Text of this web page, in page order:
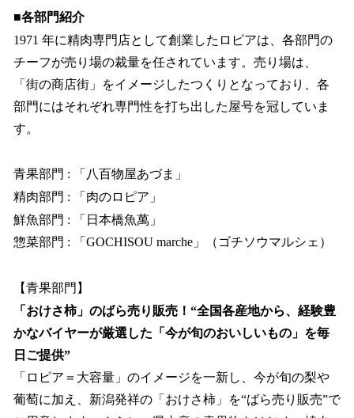
■各部門紹介
1971 年に精肉専門店として創業したロピアは、各部門の
チーフが売り場の裁量を任されています。売り場は、
「街の商店街」をイメージしたつくりとなっており、各
部門にはそれぞれ専門性を打ち出した屋号を冠していま
す。
青果部門 : 「八百物屋あづま」
精肉部門 : 「肉のロピア」
鮮魚部門 : 「日本橋魚萬」
惣菜部門 : 「GOCHISOU marche」（ゴチソウマルシェ）
【青果部門】
「おけさ柿」のばら売り販売！“全国各産地から、経験豊
かなバイヤーが厳選した「今が旬のおいしいもの」を毎
日ご提供”
「ロピア＝大容量」のイメージを一新し、今が旬の梨や
葡萄に加え、新潟発祥の「おけさ柿」を“ばら売り販売”で